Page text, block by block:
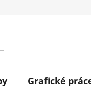
Grafické